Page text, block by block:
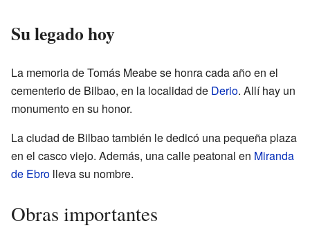
Su legado hoy
La memoria de Tomás Meabe se honra cada año en el
cementerio de Bilbao, en la localidad de Derio. Allí hay un
monumento en su honor.
La ciudad de Bilbao también le dedicó una pequeña plaza
en el casco viejo. Además, una calle peatonal en Miranda
de Ebro lleva su nombre.
Obras importantes